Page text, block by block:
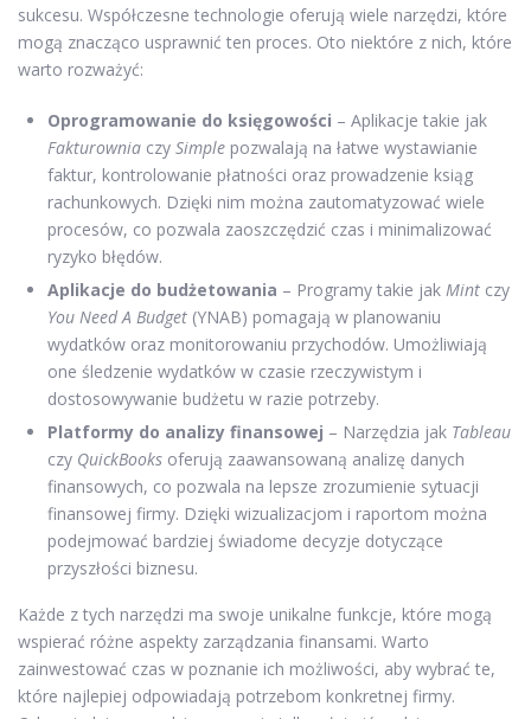
sukcesu. Współczesne technologie oferują wiele narzędzi, które
mogą znacząco usprawnić ten proces. Oto niektóre z nich, które
warto rozważyć:
Oprogramowanie do księgowości – Aplikacje takie jak
Fakturownia czy Simple pozwalają na łatwe wystawianie
faktur, kontrolowanie płatności oraz prowadzenie ksiąg
rachunkowych. Dzięki nim można zautomatyzować wiele
procesów, co pozwala zaoszczędzić czas i minimalizować
ryzyko błędów.
Aplikacje do budżetowania – Programy takie jak Mint czy
You Need A Budget (YNAB) pomagają w planowaniu
wydatków oraz monitorowaniu przychodów. Umożliwiają
one śledzenie wydatków w czasie rzeczywistym i
dostosowywanie budżetu w razie potrzeby.
Platformy do analizy finansowej – Narzędzia jak Tableau
czy QuickBooks oferują zaawansowaną analizę danych
finansowych, co pozwala na lepsze zrozumienie sytuacji
finansowej firmy. Dzięki wizualizacjom i raportom można
podejmować bardziej świadome decyzje dotyczące
przyszłości biznesu.
Każde z tych narzędzi ma swoje unikalne funkcje, które mogą
wspierać różne aspekty zarządzania finansami. Warto
zainwestować czas w poznanie ich możliwości, aby wybrać te,
które najlepiej odpowiadają potrzebom konkretnej firmy.